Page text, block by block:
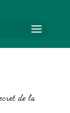
de la